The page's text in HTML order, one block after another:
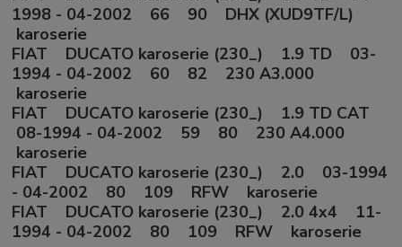
1998 - 04-2002 66 90 DHX (XUD9TF/L)
karoserie
FIAT DUCATO karoserie (230_) 1.9 TD 03-
1994 - 04-2002 60 82 230 A3.000
karoserie
FIAT DUCATO karoserie (230_) 1.9 TD CAT
08-1994 - 04-2002 59 80 230 A4.000
karoserie
FIAT DUCATO karoserie (230_) 2.0 03-1994
- 04-2002 80 109 RFW karoserie
FIAT DUCATO karoserie (230_) 2.0 4x4 11-
1994 - 04-2002 80 109 RFW karoserie